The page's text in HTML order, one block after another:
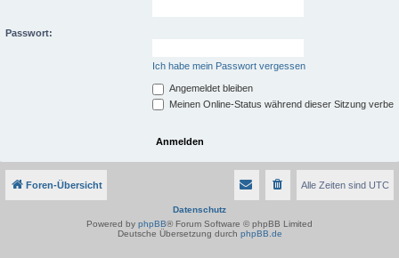
Passwort:
Ich habe mein Passwort vergessen
Angemeldet bleiben
Meinen Online-Status während dieser Sitzung
Foren-Übersicht Alle Zeiten sind UTC
Datenschutz
Powered by phpBB® Forum Software © phpBB Limited
Deutsche Übersetzung durch phpBB.de